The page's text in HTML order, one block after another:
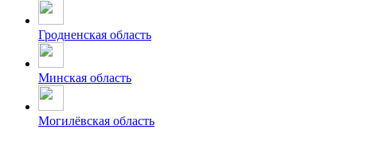
Гродненская область
Минская область
Могилёвская область